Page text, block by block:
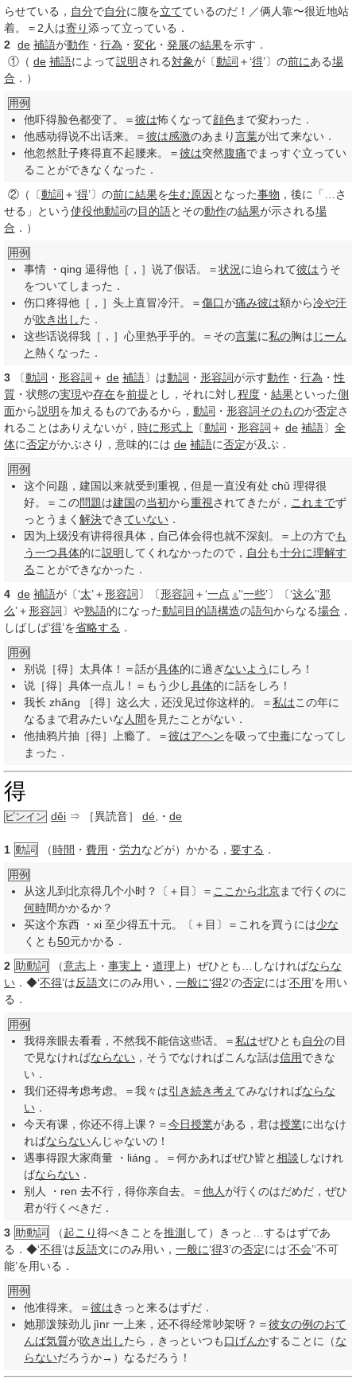
らせている， 自分で自分に腹を立てているのだ！／俩人靠〜很近地站
着。＝2人は寄り添って立っている．
2 de 補語が動作 ・ 行為 ・ 変化 ・ 発展の結果を示す．
① （ de 補語によって説明される対象が〔動詞 ＋‘得’〕の前にある場
合 ．）
用例
他吓得脸色都变了。＝彼は怖くなって顔色まで変わった．
他感动得说不出话来。＝彼は感激のあまり言葉が出て来ない．
他忽然肚子疼得直不起腰来。＝彼は突然腹痛でまっすぐ立ってい
ることができなくなった．
② （〔動詞 ＋‘得’〕の前に結果を生む原因 となった事物 ，後に「…さ
せる」という使役他動詞の目的語とその動作の結果が示される場
合 ．）
用例
事情 ・qing 逼得他［，］说了假话。＝状況に迫られて彼はうそ
をついてしまった．
伤口疼得他［，］头上直冒冷汗。＝傷口が痛み彼は額から冷や汗
が吹き出した．
这些话说得我［，］心里热乎乎的。＝その言葉に私の胸は じーん
と熱くなった．
3
〔動詞 ・ 形容詞 ＋ de 補語〕は動詞 ・ 形容詞が示す動作 ・ 行為 ・性
質 ・状態の実現や存在を前提とし，それに対し程度 ・ 結果といった側
面から説明を加えるものであるから， 動詞 ・ 形容詞そのものが否定さ
れることはありえないが， 時に形式上 〔動詞 ・ 形容詞 ＋ de 補語〕 全
体に否定がかぶさり，意味的には de 補語に否定が及ぶ．
用例
这个问题，建国以来就受到重视，但是一直没有处 chǔ 理得很
好。＝この問題は建国の当初から重視 されてきたが， これまでず
っとうまく 解決でき ていない ．
因为上级没有讲得很具体，自己体会得也就不深刻。＝上の方でも
う一つ具体的に説明 してくれなかったので， 自分も十分に理解す
る ことができなかった．
4 de 補語が〔‘太’＋形容詞〕〔形容詞 ＋‘一点 儿’‘一些’〕〔‘这么’‘那
么’＋形容詞〕や熟語的になった動詞目的語構造の語句からなる場合 ，
しばしば‘得’を省略する ．
用例
别说［得］太具体！＝話が具体的に過ぎないよう にしろ！
说［得］具体一点儿！＝もう少し具体的に話をしろ！
我长 zhǎng ［得］这么大，还没见过你这样的。＝私はこの年に
なるまで君みたいな 人間を見たことがない．
他抽鸦片抽［得］上瘾了。＝彼はアヘンを吸って中毒になってし
まった．
得
ピンイン děi ⇒ ［異読音］ dé ・ de
1 動詞 （時間 ・ 費用 ・ 労力などが）かかる， 要する ．
用例
从这儿到北京得几个小时？〔＋目〕＝ ここから北京まで行くのに
何時間かかるか？
买这个东西 ・xi 至少得五十元。〔＋目〕＝これを買うには少な
くとも50元かかる．
2 助動詞 （意志 上・ 事実上 ・ 道理 上）ぜひとも…しなければならな
い ．◆‘不得’は反語文にのみ用い， 一般に‘得2’の否定には‘不用’を用い
る．
用例
我得亲眼去看看，不然我不能信这些话。＝私はぜひとも 自分の目
で見なければならない ，そうでなければこんな話は信用できな
い．
我们还得考虑考虑。＝我々は引き続き考え てみなければならな
い ．
今天有课，你还不得上课？＝今日授業がある，君は授業に出なけ
ればならないんじゃないの！
遇事得跟大家商量 ・liáng 。＝何かあればぜひ皆と相談 しなけれ
ばならない ．
别人 ・ren 去不行，得你亲自去。＝他人が行くのはだめだ，ぜひ
君が行くべきだ．
3 助動詞 （起こり得べきことを推測 して）きっと…するはずであ
る．◆‘不得’は反語文にのみ用い， 一般に‘得3’の否定には‘不会’‘不可
能’を用いる．
用例
他准得来。＝彼はきっと来るはずだ．
她那泼辣劲儿 jìnr 一上来，还不得经常吵架呀？＝彼女の例のおて
んば気質が吹き出したら，きっといつも口げんかすることに（な
らないだろうか→）なるだろう！